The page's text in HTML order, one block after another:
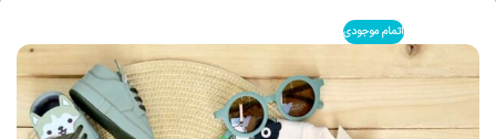
اتمام موجودی